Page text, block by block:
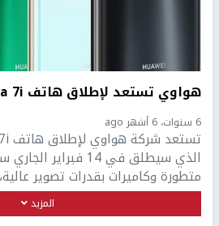
هواوي تستعد لإطلاق هاتف Huawei Nova 7i الجديد
6 سنوات، 6 أشهر ago
الذي سيطلق في 14
متطورة وكاميرات بقدرات تصوير
المزيد